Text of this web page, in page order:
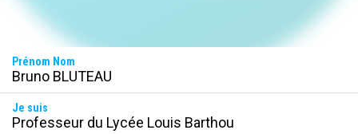
Prénom Nom
Bruno BLUTEAU
Je suis
Professeur du Lycée Louis Barthou